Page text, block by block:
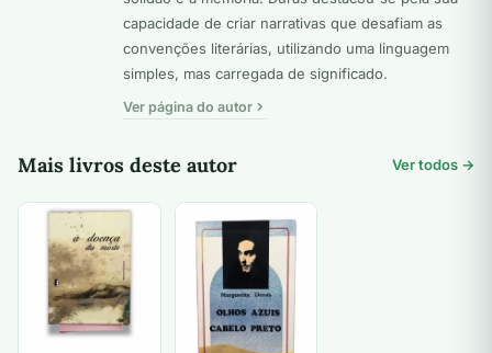
capacidade de criar narrativas que desafiam as
convenções literárias, utilizando uma linguagem
simples, mas carregada de significado.
Ver página do autor
Mais livros deste autor Ver todos →